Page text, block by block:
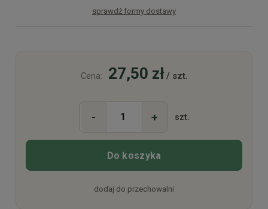
Cena nie zawiera ewentualnych kosztów płatności
sprawdź formy dostawy
Cena: 27,50 zł/ szt.
- + szt.
Do koszyka
dodaj do przechowalni